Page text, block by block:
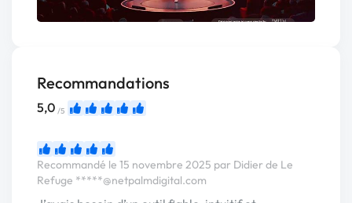
Recommandations
5,0 /5
Recommandé le 15 novembre 2025 par Didier de Le
Refuge *****@netpalmdigital.com